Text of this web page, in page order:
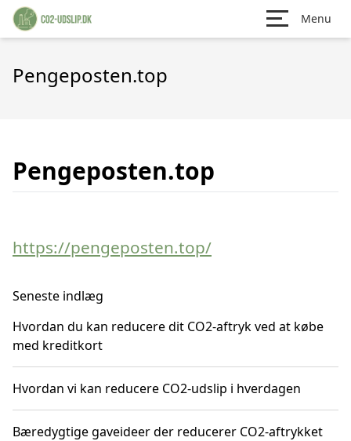
Menu
Pengeposten.top
Pengeposten.top
https://pengeposten.top/
Seneste indlæg
Hvordan du kan reducere dit CO2-aftryk ved at købe
med kreditkort
Hvordan vi kan reducere CO2-udslip i hverdagen
Bæredygtige gaveideer der reducerer CO2-aftrykket